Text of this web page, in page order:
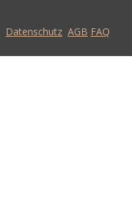
Datenschutz AGB FAQ